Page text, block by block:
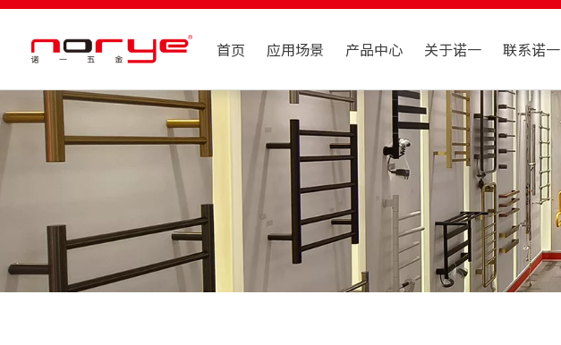
首页 应用场景 产品中心 关于诺一 联系诺一